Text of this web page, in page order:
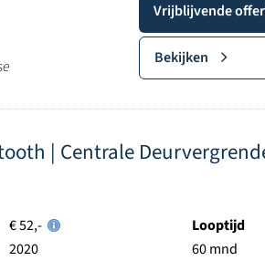
Vrijblijvende
Bekijken
| Centrale
€ 52,-
2020
Looptijd
60 mnd